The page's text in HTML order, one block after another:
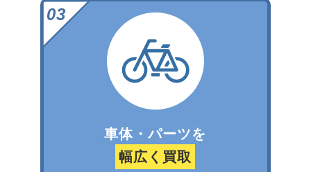
車体・パーツを
幅広く買取